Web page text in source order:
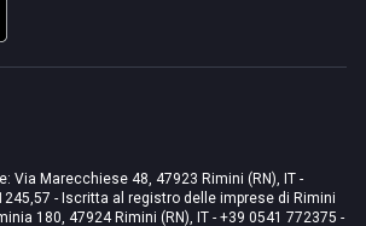
Via Marecchiese 48, 47923 Rimini (RN), IT -
- Iscritta al registro delle imprese di Rimini
180, 47924 Rimini (RN), IT - +39 0541 772375 -